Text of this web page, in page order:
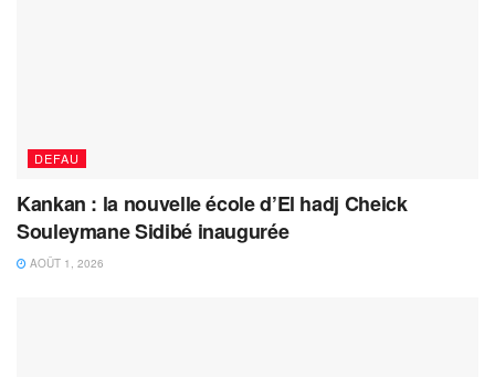
DEFAU
Kankan : la nouvelle école d’El hadj Cheick
Souleymane Sidibé inaugurée
AOÛT 1, 2026